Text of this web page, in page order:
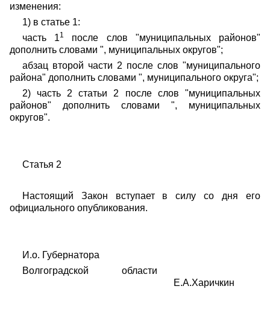
изменения:
1) в статье 1:
часть 11
после слов "муниципальных районов"
дополнить словами ", муниципальных округов";
абзац второй части 2 после слов "муниципального
района" дополнить словами ", муниципального округа";
2) часть 2 статьи 2 после слов "муниципальных
районов" дополнить словами ", муниципальных
округов".
Статья 2
Настоящий Закон вступает в силу со дня его
официального опубликования.
И.о. Губернатора
Волгоградской области
Е.А.Харичкин